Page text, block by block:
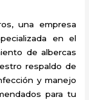
una empresa
en el
de albercas
respaldo de
y manejo
para tu